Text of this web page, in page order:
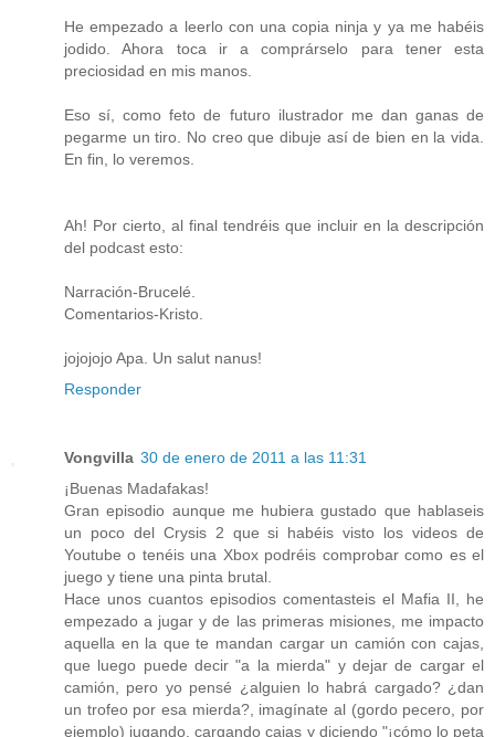
He empezado a leerlo con una copia ninja y ya me habéis
jodido. Ahora toca ir a comprárselo para tener esta
preciosidad en mis manos.
Eso sí, como feto de futuro ilustrador me dan ganas de
pegarme un tiro. No creo que dibuje así de bien en la vida.
En fin, lo veremos.
Ah! Por cierto, al final tendréis que incluir en la descripción
del podcast esto:
Narración-Brucelé.
Comentarios-Kristo.
jojojojo Apa. Un salut nanus!
Responder
Vongvilla 30 de enero de 2011 a las 11:31
¡Buenas Madafakas!
Gran episodio aunque me hubiera gustado que hablaseis
un poco del Crysis 2 que si habéis visto los videos de
Youtube o tenéis una Xbox podréis comprobar como es el
juego y tiene una pinta brutal.
Hace unos cuantos episodios comentasteis el Mafia II, he
empezado a jugar y de las primeras misiones, me impacto
aquella en la que te mandan cargar un camión con cajas,
que luego puede decir "a la mierda" y dejar de cargar el
camión, pero yo pensé ¿alguien lo habrá cargado? ¿dan
un trofeo por esa mierda?, imagínate al (gordo pecero, por
ejemplo) jugando, cargando cajas y diciendo "¡cómo lo peta